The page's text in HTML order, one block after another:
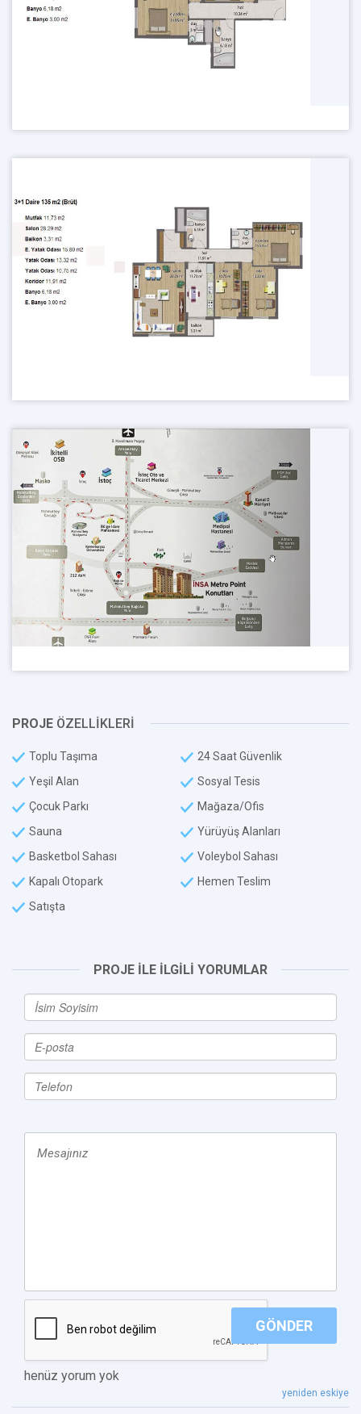
PROJE ÖZELLİKLERİ
Toplu Taşıma
24 Saat Güvenlik
Yeşil Alan
Sosyal Tesis
Çocuk Parkı
Mağaza/Ofis
Sauna
Yürüyüş Alanları
Basketbol Sahası
Voleybol Sahası
Kapalı Otopark
Hemen Teslim
Satışta
PROJE İLE İLGİLİ YORUMLAR
GÖNDER
henüz yorum yok
yeniden eskiye